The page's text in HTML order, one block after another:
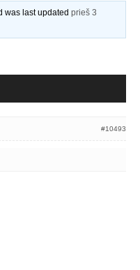
was last updatedprieš 3
#10493